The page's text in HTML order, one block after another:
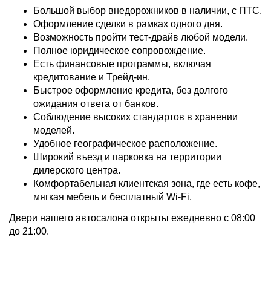
Большой выбор внедорожников в наличии, с ПТС.
Оформление сделки в рамках одного дня.
Возможность пройти тест-драйв любой модели.
Полное юридическое сопровождение.
Есть финансовые программы, включая
кредитование и Трейд-ин.
Быстрое оформление кредита, без долгого
ожидания ответа от банков.
Соблюдение высоких стандартов в хранении
моделей.
Удобное географическое расположение.
Широкий въезд и парковка на территории
дилерского центра.
Комфортабельная клиентская зона, где есть кофе,
мягкая мебель и бесплатный Wi-Fi.
Двери нашего автосалона открыты ежедневно с 08:00
до 21:00.